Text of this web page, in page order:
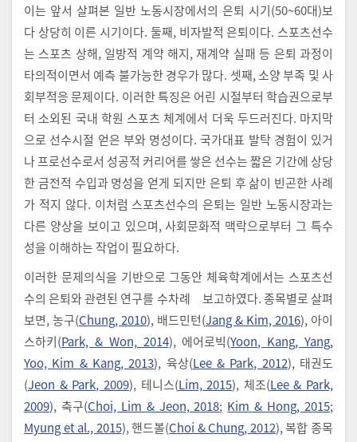
이는 앞서 살펴본 일반 노동시장에서의 은퇴 시기(50~60대)보
다 상당히 이른 시기이다. 둘째, 비자발적 은퇴이다. 스포츠선수
는 스포츠 상해, 일방적 계약 해지, 재계약 실패 등 은퇴 과정이
타의적이면서 예측 불가능한 경우가 많다. 셋째, 소양 부족 및 사
회부적응 문제이다. 이러한 특징은 어린 시절부터 학습권으로부
터 소외된 국내 학원 스포츠 체계에서 더욱 두드러진다. 마지막
으로 선수시절 얻은 부와 명성이다. 국가대표 발탁 경험이 있거
나 프로선수로서 성공적 커리어를 쌓은 선수는 짧은 기간에 상당
한 금전적 수입과 명성을 얻게 되지만 은퇴 후 삶이 빈곤한 사례
가 적지 않다. 이처럼 스포츠선수의 은퇴는 일반 노동시장과는
다른 양상을 보이고 있으며, 사회문화적 맥락으로부터 그 특수
성을 이해하는 작업이 필요하다.
이러한 문제의식을 기반으로 그동안 체육학계에서는 스포츠선
수의 은퇴와 관련된 연구를 수차례 보고하였다. 종목별로 살펴
보면, 농구(Chung, 2010), 배드민턴(Jang & Kim, 2016), 아이
스하키(Park, & Won, 2014), 에어로빅(Yoon, Kang, Yang,
Yoo, Kim & Kang, 2013), 육상(Lee & Park, 2012), 태권도
(Jeon & Park, 2009), 테니스(Lim, 2015), 체조(Lee & Park,
2009), 축구(Choi, Lim & Jeon, 2018; Kim & Hong, 2015;
Myung et al., 2015), 핸드볼(Choi & Chung, 2012), 복합 종목